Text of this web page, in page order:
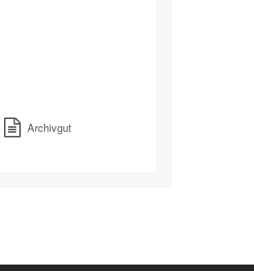
Archivgut